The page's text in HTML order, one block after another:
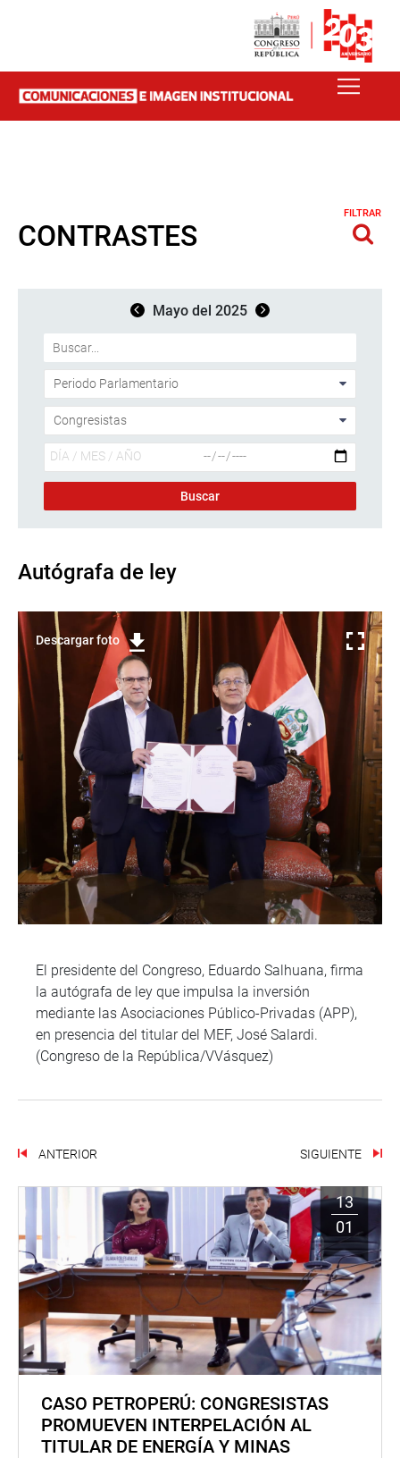
CONTRASTES
FILTRAR
Mayo del 2025
Autógrafa de ley
Descargar foto
El presidente del Congreso, Eduardo Salhuana, firma
la autógrafa de ley que impulsa la inversión
mediante las Asociaciones Público-Privadas (APP),
en presencia del titular del MEF, José Salardi.
(Congreso de la República/VVásquez)
ANTERIOR SIGUIENTE
13
01
CASO PETROPERÚ: CONGRESISTAS
PROMUEVEN INTERPELACIÓN AL
TITULAR DE ENERGÍA Y MINAS